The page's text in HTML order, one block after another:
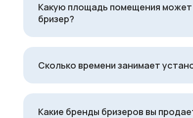
Какую площадь помещения
бризер?
Сколько времени занимает
Какие бренды бризеров вы